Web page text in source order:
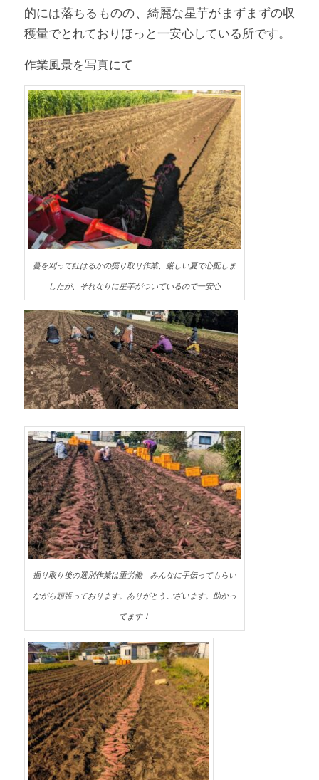
的には落ちるものの、綺麗な星芋がまずまずの収
穫量でとれておりほっと一安心している所です。
作業風景を写真にて
蔓を刈って紅はるかの掘り取り作業、厳しい夏で心配しま
したが、それなりに星芋がついているので一安心
掘り取り後の選別作業は重労働 みんなに手伝ってもらい
ながら頑張っております。ありがとうございます。助かっ
てます！